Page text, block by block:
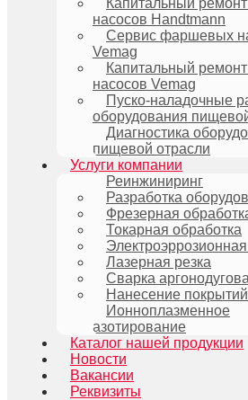
Капитальный
насосов Handtmann
Сервис фаршевых
Vemag
Капитальный
насосов Vemag
Пуско-наладочные
оборудования
Диагностика
пищевой отрасли
Услуги компании
Реинжиниринг
Разработка
Фрезерная
Токарная обработка
Электроэррозионная
Лазерная резка
Сварка
Нанесение покрытий
Ионноплазменное
азотирование
Каталог нашей продукции
Новости
Вакансии
Реквизиты